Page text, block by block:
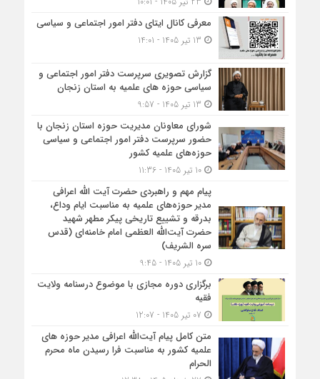
معرفی کانال ایتای دفتر امور اجتماعی و سیاسی
گزارش تصویری سرپرست دفتر امور اجتماعی و
سیاسی حوزه های علمیه به استان زنجان
شورای معاونان مدیریت حوزه استان زنجان با
حضور سرپرست دفتر امور اجتماعی و سیاسی
حوزه‌های علمیه کشور
10 تیر 1405 - 11:36
پیام مهم و راهبردی حضرت آیت الله اعرافی
مدیر حوزه‌های علمیه به مناسبت ایام وداع،
بدرقه و تشییع تاریخی پیکر مطهر شهید
حضرت آیت‌الله العظمی امام خامنه‌ای (قدس
سره الشریف)
10 تیر 1405 - 9:45
برگزاری دوره مجازی با موضوع درسنامه ولایت
فقیه
متن کامل پیام آیت‌الله اعرافی مدیر حوزه های
علمیه کشور به مناسبت فرا رسیدن ماه محرم
الحرام